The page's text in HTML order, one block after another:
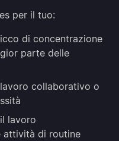
per il tuo:
di concentrazione
parte delle
collaborativo o
lavoro
attività di routine